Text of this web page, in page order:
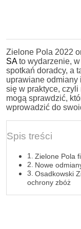
Zielone Pola 2022
SAto wydarzenie, w
spotkań doradcy, a
uprawiane
się w praktyce, czyli
mogą sprawdzić,
wprowadzić do
Spis treści
Zielone Pola
Nowe
Osadkowski
ochrony zbóż